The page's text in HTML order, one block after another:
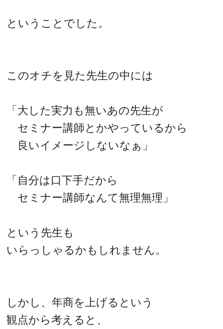
ということでした。
このオチを見た先生の中には
「大した実力も無いあの先生が
セミナー講師とかやっているから
良いイメージしないなぁ」
「自分は口下手だから
セミナー講師なんて無理無理」
という先生も
いらっしゃるかもしれません。
しかし、年商を上げるという
観点から考えると、